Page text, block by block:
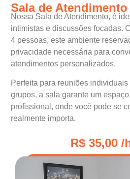
Sala de Atendimento
Nossa Sala de Atendimento, é
intimistas e discussões focadas.
4 pessoas, este ambiente
privacidade necessária para
atendimentos personalizados.
Perfeita para reuniões
grupos, a sala garante um
profissional, onde você pode se
realmente importa.
R$ 35,00 /